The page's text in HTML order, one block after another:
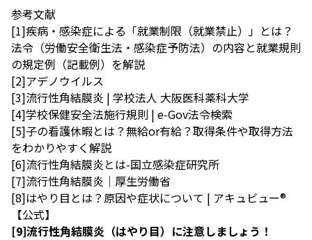
参考文献
[1]疾病・感染症による「就業制限（就業禁止）」とは？
法令（労働安全衛生法・感染症予防法）の内容と就業規則
の規定例（記載例）を解説
[2]アデノウイルス
[3]流行性角結膜炎 | 学校法人 大阪医科薬科大学
[4]学校保健安全法施行規則 | e-Gov法令検索
[5]子の看護休暇とは？無給or有給？取得条件や取得方法
をわかりやすく解説
[6]流行性角結膜炎とは-国立感染症研究所
[7]流行性角結膜炎｜厚生労働省
[8]はやり目とは？原因や症状について | アキュビュー®
【公式】
[9]流行性角結膜炎（はやり目）に注意しましょう！